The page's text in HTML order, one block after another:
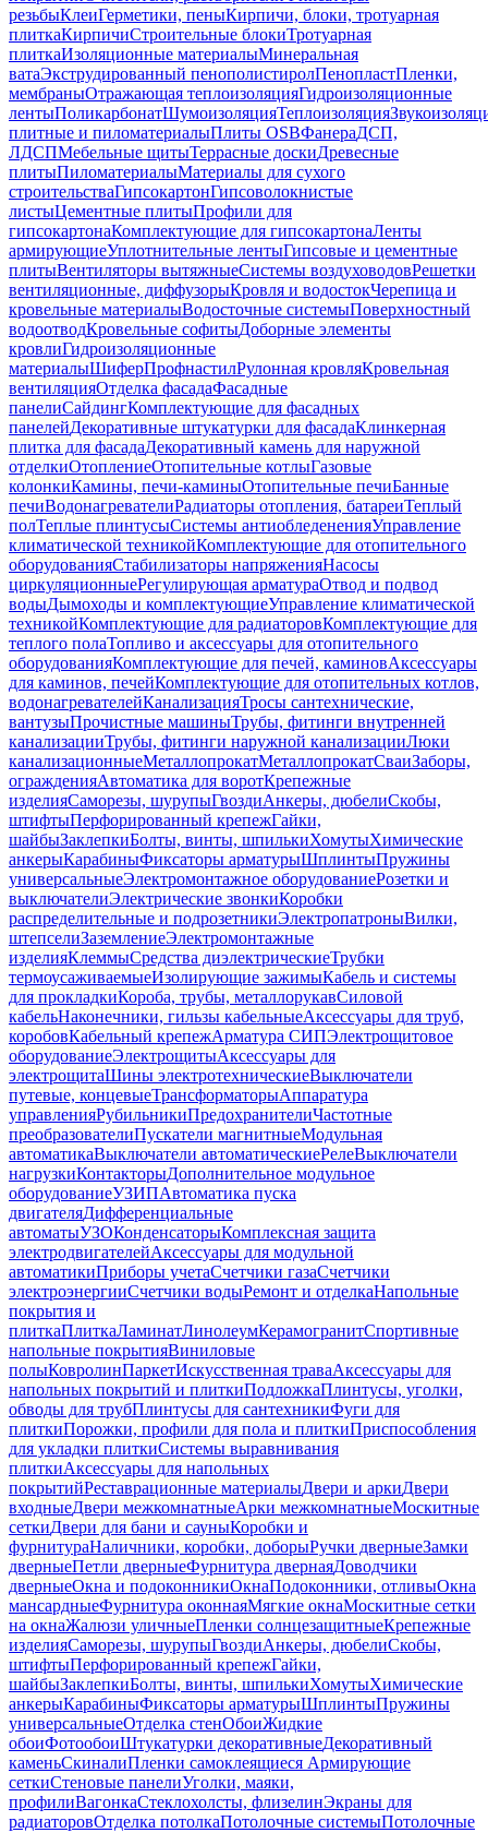
резьбыКлеиГерметики, пеныКирпичи, блоки, тротуарная
плиткаКирпичиСтроительные блокиТротуарная
плиткаИзоляционные материалыМинеральная
ватаЭкструдированный пенополистиролПенопластПленки,
мембраныОтражающая теплоизоляцияГидроизоляционные
лентыПоликарбонатШумоизоляцияТеплоизоляция
плитные и пиломатериалыПлиты OSBФанераДСП,
ЛДСПМебельные щитыТеррасные доскиДревесные
плитыПиломатериалыМатериалы для сухого
строительстваГипсокартонГипсоволокнистые
листыЦементные плитыПрофили для
гипсокартонаКомплектующие для гипсокартонаЛенты
армирующиеУплотнительные лентыГипсовые и цементные
плитыВентиляторы вытяжныеСистемы воздуховодовРешетки
вентиляционные, диффузорыКровля и водостокЧерепица и
кровельные материалыВодосточные системыПоверхностный
водоотводКровельные софитыДоборные элементы
кровлиГидроизоляционные
материалыШиферПрофнастилРулонная кровляКровельная
вентиляцияОтделка фасадаФасадные
панелиСайдингКомплектующие для фасадных
панелейДекоративные штукатурки для фасадаКлинкерная
плитка для фасадаДекоративный камень для наружной
отделкиОтоплениеОтопительные котлыГазовые
колонкиКамины, печи-каминыОтопительные печиБанные
печиВодонагревателиРадиаторы отопления, батареиТеплый
полТеплые плинтусыСистемы антиобледененияУправление
климатической техникойКомплектующие для отопительного
оборудованияСтабилизаторы напряженияНасосы
циркуляционныеРегулирующая арматураОтвод и подвод
водыДымоходы и комплектующиеУправление климатической
техникойКомплектующие для радиаторовКомплектующие для
теплого полаТопливо и аксессуары для отопительного
оборудованияКомплектующие для печей, каминовАксессуары
для каминов, печейКомплектующие для отопительных котлов,
водонагревателейКанализацияТросы сантехнические,
вантузыПрочистные машиныТрубы, фитинги внутренней
канализацииТрубы, фитинги наружной канализацииЛюки
канализационныеМеталлопрокатМеталлопрокатСваиЗаборы,
огражденияАвтоматика для воротКрепежные
изделияСаморезы, шурупыГвоздиАнкеры, дюбелиСкобы,
штифтыПерфорированный крепежГайки,
шайбыЗаклепкиБолты, винты, шпилькиХомутыХимические
анкерыКарабиныФиксаторы арматурыШплинтыПружины
универсальныеЭлектромонтажное оборудованиеРозетки и
выключателиЭлектрические звонкиКоробки
распределительные и подрозетникиЭлектропатроныВилки,
штепселиЗаземлениеЭлектромонтажные
изделияКлеммыСредства диэлектрическиеТрубки
термоусаживаемыеИзолирующие зажимыКабель и системы
для прокладкиКороба, трубы, металлорукавСиловой
кабельНаконечники, гильзы кабельныеАксессуары для труб,
коробовКабельный крепежАрматура СИПЭлектрощитовое
оборудованиеЭлектрощитыАксессуары для
электрощитаШины электротехническиеВыключатели
путевые, концевыеТрансформаторыАппаратура
управленияРубильникиПредохранителиЧастотные
преобразователиПускатели магнитныеМодульная
автоматикаВыключатели автоматическиеРелеВыключатели
нагрузкиКонтакторыДополнительное модульное
оборудованиеУЗИПАвтоматика пуска
двигателяДифференциальные
автоматыУЗОКонденсаторыКомплексная защита
электродвигателейАксессуары для модульной
автоматикиПриборы учетаСчетчики газаСчетчики
электроэнергииСчетчики водыРемонт и отделкаНапольные
покрытия и
плиткаПлиткаЛаминатЛинолеумКерамогранитСпортивные
напольные покрытияВиниловые
полыКовролинПаркетИскусственная траваАксессуары для
напольных покрытий и плиткиПодложкаПлинтусы, уголки,
обводы для трубПлинтусы для сантехникиФуги для
плиткиПорожки, профили для пола и плиткиПриспособления
для укладки плиткиСистемы выравнивания
плиткиАксессуары для напольных
покрытийРеставрационные материалыДвери и аркиДвери
входныеДвери межкомнатныеАрки межкомнатныеМоскитные
сеткиДвери для бани и сауныКоробки и
фурнитураНаличники, коробки, доборыРучки дверныеЗамки
дверныеПетли дверныеФурнитура двернаяДоводчики
дверныеОкна и подоконникиОкнаПодоконники, отливыОкна
мансардныеФурнитура оконнаяМягкие окнаМоскитные сетки
на окнаЖалюзи уличныеПленки солнцезащитныеКрепежные
изделияСаморезы, шурупыГвоздиАнкеры, дюбелиСкобы,
штифтыПерфорированный крепежГайки,
шайбыЗаклепкиБолты, винты, шпилькиХомутыХимические
анкерыКарабиныФиксаторы арматурыШплинтыПружины
универсальныеОтделка стенОбоиЖидкие
обоиФотообоиШтукатурки декоративныеДекоративный
каменьСкиналиПленки самоклеящиеся Армирующие
сеткиСтеновые панелиУголки, маяки,
профилиВагонкаСтеклохолсты, флизелинЭкраны для
радиаторовОтделка потолкаПотолочные системыПотолочные